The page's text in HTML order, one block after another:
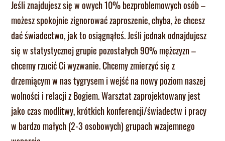
Jeśli znajdujesz się w owych 10% bezproblemowych osób –
możesz spokojnie zignorować zaproszenie, chyba, że chcesz
dać świadectwo, jak to osiągnąłeś. Jeśli jednak odnajdujesz
się w statystycznej grupie pozostałych 90% mężczyzn –
chcemy rzucić Ci wyzwanie. Chcemy zmierzyć się z
drzemiącym w nas tygrysem i wejść na nowy poziom naszej
wolności i relacji z Bogiem. Warsztat zaprojektowany jest
jako czas modlitwy, krótkich konferencji/świadectw i pracy
w bardzo małych (2-3 osobowych) grupach wzajemnego